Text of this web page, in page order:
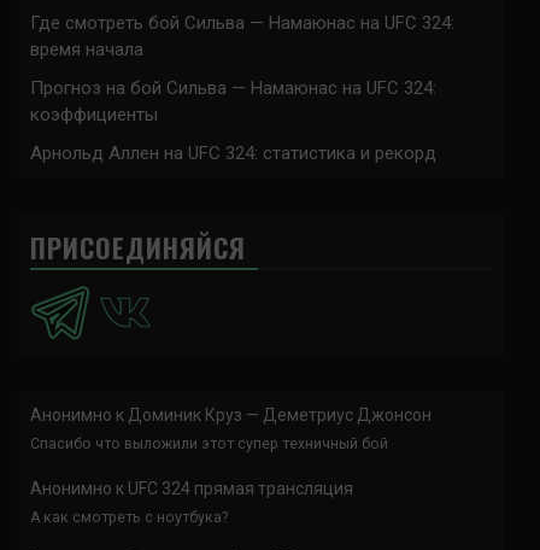
Где смотреть бой Сильва — Намаюнас на UFC 324:
время начала
Прогноз на бой Сильва — Намаюнас на UFC 324:
коэффициенты
Арнольд Аллен на UFC 324: статистика и рекорд
ПРИСОЕДИНЯЙСЯ
Анонимно к Доминик Круз — Деметриус Джонсон
Спасибо что выложили этот супер техничный бой
Анонимно к UFC 324 прямая трансляция
А как смотреть с ноутбука?